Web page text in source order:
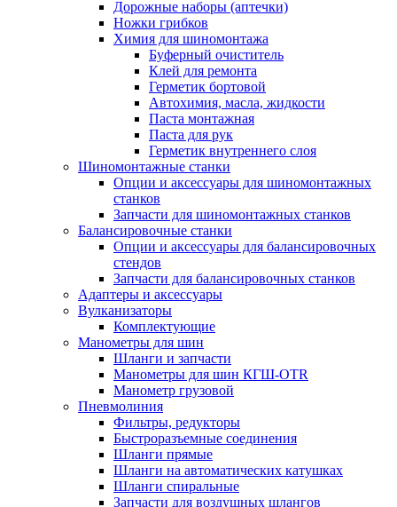
Дорожные наборы (аптечки)
Ножки грибков
Химия для шиномонтажа
Буферный очиститель
Клей для ремонта
Герметик бортовой
Автохимия, масла, жидкости
Паста монтажная
Паста для рук
Герметик внутреннего слоя
Шиномонтажные станки
Опции и аксессуары для шиномонтажных
станков
Запчасти для шиномонтажных станков
Балансировочные станки
Опции и аксессуары для балансировочных
стендов
Запчасти для балансировочных станков
Адаптеры и аксессуары
Вулканизаторы
Комплектующие
Манометры для шин
Шланги и запчасти
Манометры для шин КГШ-OTR
Манометр грузовой
Пневмолиния
Фильтры, редукторы
Быстроразъемные соединения
Шланги прямые
Шланги на автоматических катушках
Шланги спиральные
Запчасти для воздушных шлангов